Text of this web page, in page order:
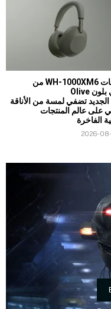
سماعات WH-1000XM6 من
سوني بلون Olive
Gray الجديد تضفي لمسة من الأناقة
على عالم المنتجات
الفاخرة
2026-